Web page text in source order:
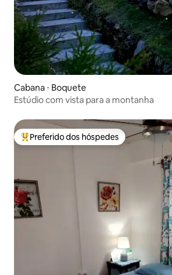
Cabana ⋅ Boquete
Estúdio com vista para a montanha
Entre os melhores preferidos dos
Preferido dos hóspedes